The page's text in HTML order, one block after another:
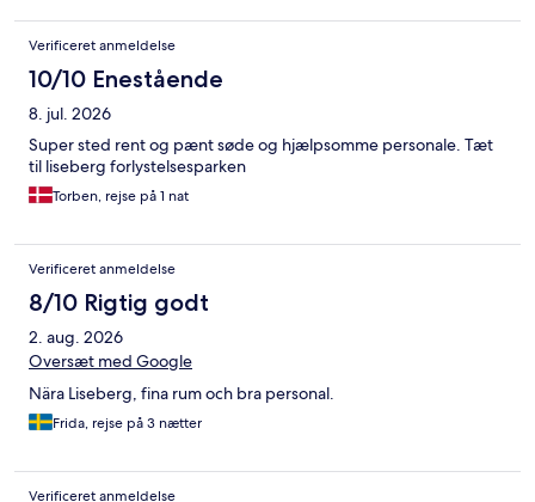
Verificeret anmeldelse
10/10 Enestående
8. jul. 2026
Super sted rent og pænt søde og hjælpsomme personale. Tæt
til liseberg forlystelsesparken
Torben, rejse på 1 nat
Verificeret anmeldelse
8/10 Rigtig godt
2. aug. 2026
Oversæt med Google
Nära Liseberg, fina rum och bra personal.
Frida, rejse på 3 nætter
Verificeret anmeldelse